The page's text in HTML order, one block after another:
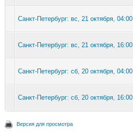
Санкт-Петербург: вс, 21 октября, 04:00
Санкт-Петербург: вс, 21 октября, 16:00
Санкт-Петербург: сб, 20 октября, 04:00
Санкт-Петербург: сб, 20 октября, 16:00
Версия для просмотра